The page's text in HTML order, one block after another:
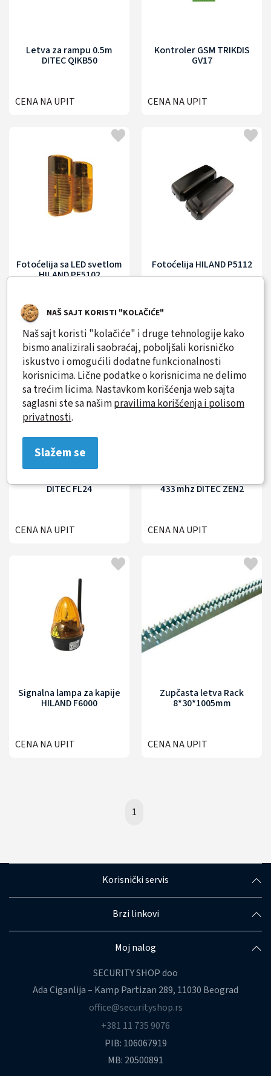
Letva za rampu 0.5m
DITEC QIKB50
CENA NA UPIT
Kontroler GSM TRIKDIS
GV17
CENA NA UPIT
Fotoćelija sa LED svetlom
HILAND PF5102
CENA NA UPIT
Fotoćelija HILAND P5112
CENA NA UPIT
DITEC FL24
CENA NA UPIT
433 mhz DITEC ZEN2
CENA NA UPIT
Signalna lampa za kapije
HILAND F6000
CENA NA UPIT
Zupčasta letva Rack
8*30*1005mm
CENA NA UPIT
1
Korisnički servis
Brzi linkovi
Moj nalog
SECURITY SHOP doo
Ada Ciganlija – Kamp Partizan 289, 11030 Beograd
office@securityshop.rs
+381 11 735 9076
PIB: 106067919
MB: 20500891
NAŠ SAJT KORISTI "KOLAČIĆE"
Naš sajt koristi "kolačiće" i druge tehnologije kako
bismo analizirali saobraćaj, poboljšali korisničko
iskustvo i omogućili dodatne funkcionalnosti
korisnicima. Lične podatke o korisnicima ne delimo
sa trećim licima. Nastavkom korišćenja web sajta
saglasni ste sa našimpravilima korišćenja i polisom
privatnosti.
Slažem se